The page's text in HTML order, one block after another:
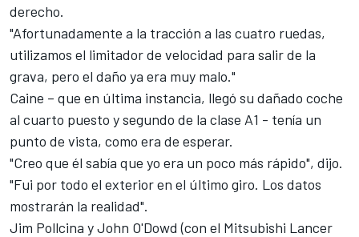
derecho.
"Afortunadamente a la tracción a las cuatro ruedas,
utilizamos el limitador de velocidad para salir de la
grava, pero el daño ya era muy malo."
Caine – que en última instancia, llegó su dañado coche
al cuarto puesto y segundo de la clase A1 - tenía un
punto de vista, como era de esperar.
"Creo que él sabía que yo era un poco más rápido", dijo.
"Fui por todo el exterior en el último giro. Los datos
mostrarán la realidad".
Jim Pollcina y John O'Dowd (con el Mitsubishi Lancer